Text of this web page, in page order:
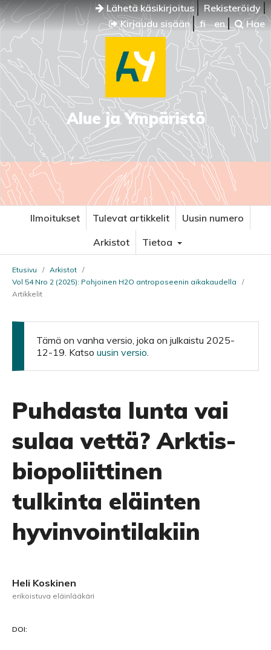
Lähetä käsikirjoitus
Rekisteröidy
Kirjaudu sisään
fi en Hae
Alue ja Ympäristö
Ilmoitukset Tulevat artikkelit
Uusin numero
Arkistot
Tietoa
Etusivu / Arkistot /
Vol 54 Nro 2 (2025): Pohjoinen H2O antroposeenin aikakaudella
/
Artikkelit
Tämä on vanha versio, joka on julkaistu 2025-
12-19. Katso uusin versio.
Puhdasta lunta vai
sulaa vettä? Arktis-
biopoliittinen
tulkinta eläinten
hyvinvointilakiin
Heli Koskinen
erikoistuva eläinlääkäri
DOI: